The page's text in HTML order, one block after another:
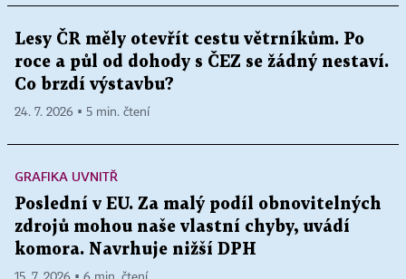
Lesy ČR měly otevřít cestu větrníkům. Po
roce a půl od dohody s ČEZ se žádný nestaví.
Co brzdí výstavbu?
24. 7. 2026 ▪ 5 min. čtení
GRAFIKA UVNITŘ
Poslední v EU. Za malý podíl obnovitelných
zdrojů mohou naše vlastní chyby, uvádí
komora. Navrhuje nižší DPH